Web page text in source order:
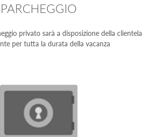
PARCHEGGIO
privato sarà a disposizione della clientela
per tutta la durata della vacanza